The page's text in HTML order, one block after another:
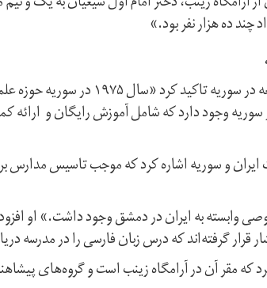
ده هزار نفر بود.»
الرفاعی با اشاره به گسترش نهادهای مذهبی شیعه
دینی شیعه در سوریه وجود دارد که شامل آموزش رایگان و
و سوریه اشاره کرد که موجب تاسیس
۲۰۱۱ حداقل ۴۰ مدرسه خصوصی وابسته به ایران در دمشق وجود
قرار گرفته‌اند که درس زبان فارسی را در مدرسه